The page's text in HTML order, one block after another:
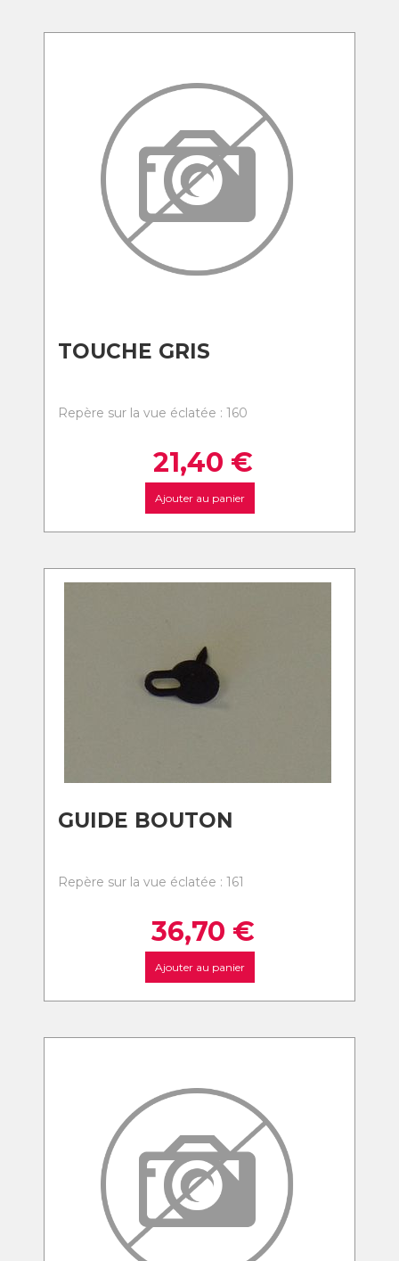
TOUCHE GRIS
Repère sur la vue éclatée : 160
21,40 €
Ajouter au panier
GUIDE BOUTON
Repère sur la vue éclatée : 161
36,70 €
Ajouter au panier